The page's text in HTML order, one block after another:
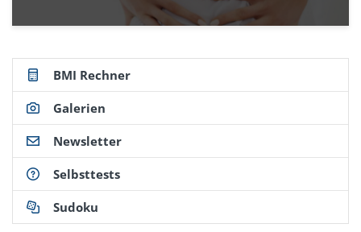
BMI Rechner
Galerien
Newsletter
Selbsttests
Sudoku